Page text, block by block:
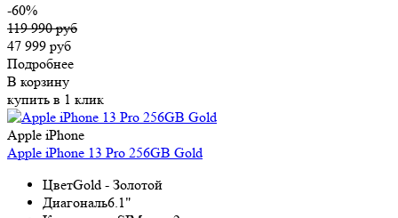
-60%
119 990 руб
47 999 руб
Подробнее
В корзину
купить в 1 клик
Apple iPhone
Apple iPhone 13 Pro 256GB Gold
ЦветGold - Золотой
Диагональ6.1"